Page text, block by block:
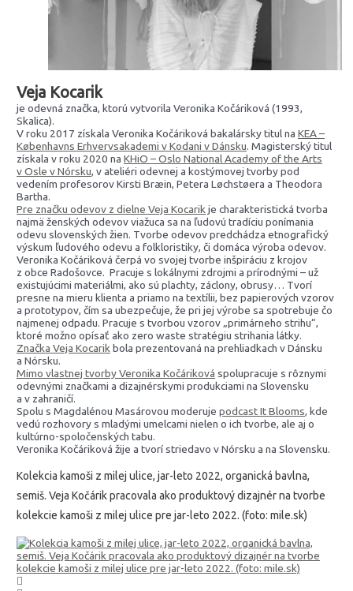
Veja Kocarik
je odevná značka, ktorú vytvorila Veronika Kočáriková (1993,
Skalica).
V roku 2017 získala Veronika Kočáriková bakalársky titul naKEA –
Københavns Erhvervsakademi v Kodani v Dánsku. Magisterský titul
získala v roku 2020 naKHiO – Oslo National Academy of the Arts
v Osle v Nórsku, v ateliéri odevnej a kostýmovej tvorby pod
vedením profesorov Kirsti Bræin, Petera Løchstøera a Theodora
Bartha.
Pre značku odevov z dielne Veja Kocarikje charakteristická tvorba
najmä ženských odevov viažuca sa na ľudovú tradíciu ponímania
odevu slovenských žien. Tvorbe odevov predchádza etnografický
výskum ľudového odevu a folkloristiky, či domáca výroba odevov.
Veronika Kočáriková čerpá vo svojej tvorbe inšpiráciu z krojov
z obce Radošovce. Pracuje s lokálnymi zdrojmi a prírodnými – už
existujúcimi materiálmi, ako sú plachty, záclony, obrusy… Tvorí
presne na mieru klienta a priamo na textílii, bez papierových vzorov
a prototypov, čím sa ubezpečuje, že pri jej výrobe sa spotrebuje čo
najmenej odpadu. Pracuje s tvorbou vzorov „primárneho strihu“,
ktoré možno opísať ako zero waste stratégiu strihania látky.
Značka Veja Kocarikbola prezentovaná na prehliadkach v Dánsku
a Nórsku.
Mimo vlastnej tvorby Veronika Kočáriková spolupracuje s rôznymi
odevnými značkami a dizajnérskymi produkciami na Slovensku
a v zahraničí.
Spolu s Magdalénou Masárovou moderujepodcast It Blooms, kde
vedú rozhovory s mladými umelcami nielen o ich tvorbe, ale aj o
kultúrno-spoločenských tabu.
Veronika Kočáriková žije a tvorí striedavo v Nórsku a na Slovensku.
Kolekcia kamoši z milej ulice, jar-leto 2022, organická bavlna,
semiš. Veja Kočárik pracovala ako produktový dizajnér na tvorbe
kolekcie kamoši z milej ulice pre jar-leto 2022. (foto: mile.sk)